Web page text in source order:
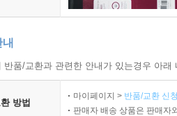
품/교환과 관련한 안내가 있는경우 아
방법
마이페이지 > 반품/교환 신
판매자 배송 상품은 판매자